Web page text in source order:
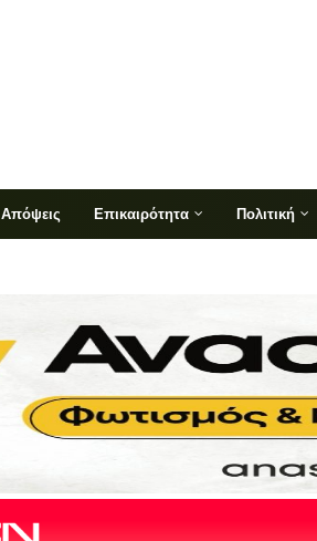
Απόψεις Επικαιρότητα Πολιτική